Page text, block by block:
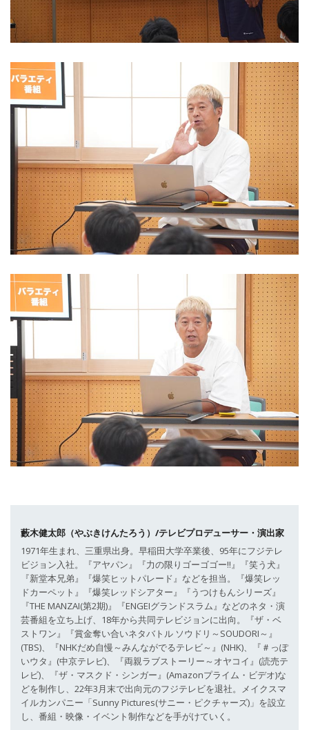
藪木健太郎（やぶきけんたろう）/テレビプロデューサー・演出家
1971年生まれ、三重県出身。早稲田大学卒業後、95年にフジテレ
ビジョン入社。『アヤパン』『力の限りゴーゴゴー!!』『笑う犬』
『新堂本兄弟』『爆笑ヒットパレード』などを担当。『爆笑レッ
ドカーペット』『爆笑レッドシアター』『うつけもんシリーズ』
『THE MANZAI(第2期)』『ENGEIグランドスラム』などのネタ・演
芸番組を立ち上げ、18年から共同テレビジョンに出向。『ザ・ベ
ストワン』『賞金奪い合いネタバトル ソウドリ～SOUDORI～』
(TBS)、『NHKだめ自慢～みんながでるテレビ～』(NHK)、『＃っぽ
いウタ』(中京テレビ)、『両親ラブストーリー～オヤコイ』(読売テ
レビ)、『ザ・マスクド・シンガー』(Amazonプライム・ビデオ)な
どを制作し、22年3月末で出向元のフジテレビを退社。メイクスマ
イルカンパニー「Sunny Pictures(サニー・ピクチャーズ)」を設立
し、番組・映像・イベント制作などを手がけていく。